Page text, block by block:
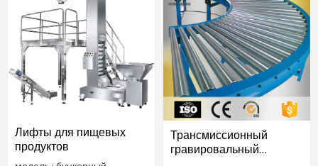
Лифты для пищевых
продуктов
Трансмиссионный
гравировальный